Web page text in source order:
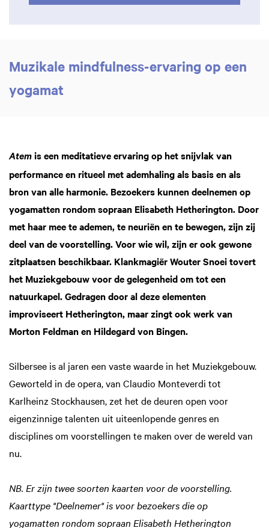
Muzikale mindfulness-ervaring op een
yogamat
Atem is een meditatieve ervaring op het snijvlak van
performance en ritueel met ademhaling als basis en als
bron van alle harmonie. Bezoekers kunnen deelnemen op
yogamatten rondom sopraan Elisabeth Hetherington. Door
met haar mee te ademen, te neuriën en te bewegen, zijn zij
deel van de voorstelling. Voor wie wil, zijn er ook gewone
zitplaatsen beschikbaar. Klankmagiër Wouter Snoei tovert
het Muziekgebouw voor de gelegenheid om tot een
natuurkapel. Gedragen door al deze elementen
improviseert Hetherington, maar zingt ook werk van
Morton Feldman en Hildegard von Bingen.
Silbersee is al jaren een vaste waarde in het Muziekgebouw.
Geworteld in de opera, van Claudio Monteverdi tot
Karlheinz Stockhausen, zet het de deuren open voor
eigenzinnige talenten uit uiteenlopende genres en
disciplines om voorstellingen te maken over de wereld van
nu.
NB. Er zijn twee soorten kaarten voor de voorstelling.
Kaarttype "Deelnemer" is voor bezoekers die op
yogamatten rondom sopraan Elisabeth Hetherington